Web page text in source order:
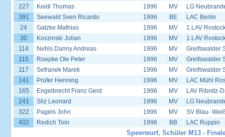
227
Keidl Thomas 1996 MV
LG
391
Seewald Sven Ricardo 1996 BE
LAC Berlin
24
Gatzke Mathias 1996 MV
1.LAV
30
Koszinski Julian 1996 MV
1.LAV
114
Nehls Danny Andreas 1996 MV
Greifswalder
115
Roepke Ole Peter 1996 MV
Greifswalder
117
Sefranek Marek 1996 MV
Greifswalder
141
Prüfer Henning 1996 MV
LAC Mühl
165
Engelbrecht Franz Gerd 1996 MV
LAV Ribnitz-
241
Silz Leonard 1996 MV
LG
322
Pagels John 1996 MV
SV Blau-
402
Redich Tom 1996 BB LAC Ruppin
Speerwurf, Schüler M13 -